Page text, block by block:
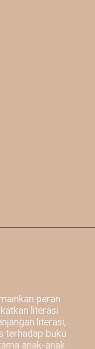
peran
literasi
literasi,
terhadap buku
anak-anak